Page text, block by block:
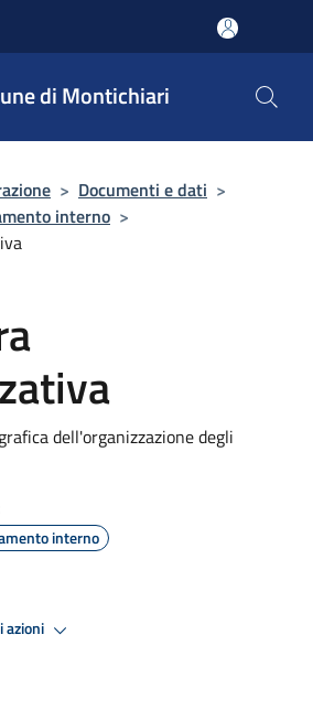
di Montichiari
> Documenti e dati >
interno >
dell'organizzazione degli
interno
azioni